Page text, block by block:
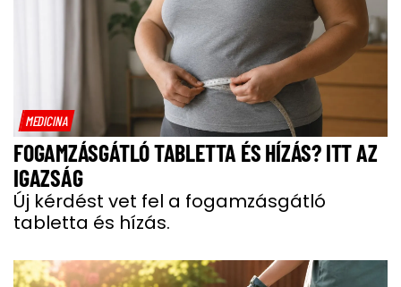
MEDICINA
FOGAMZÁSGÁTLÓ TABLETTA ÉS HÍZÁS? ITT AZ
IGAZSÁG
Új kérdést vet fel a fogamzásgátló
tabletta és hízás.